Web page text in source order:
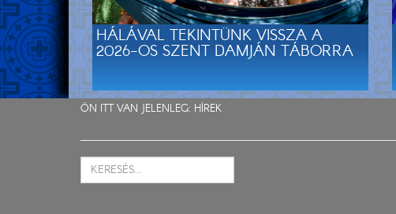
HÁLÁVAL TEKINTÜNK VISSZA A
2026-OS SZENT DAMJÁN TÁBORRA
ÖN ITT VAN JELENLEG: HÍREK